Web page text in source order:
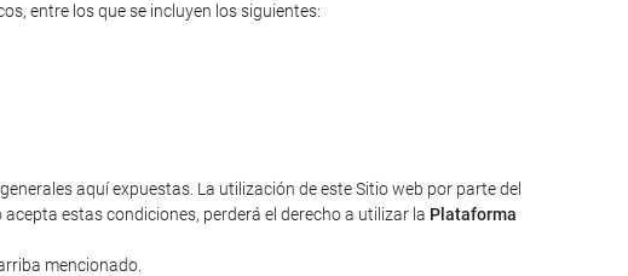
entre los que se incluyen los siguientes:
aquí expuestas. La utilización de este Sitio web por parte del
acepta estas condiciones, perderá el derecho a utilizar la Plataforma
mencionado.